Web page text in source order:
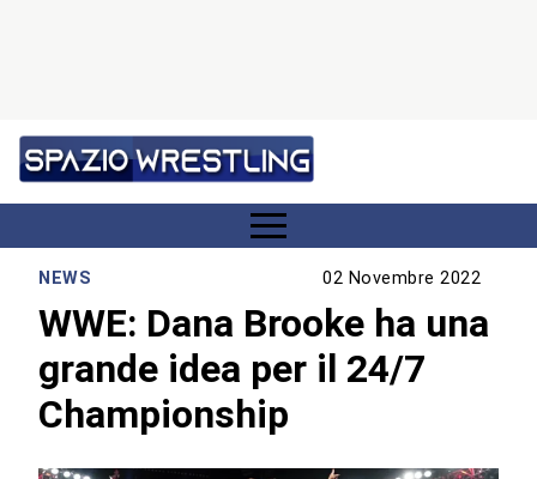
NEWS 02 Novembre 2022
WWE: Dana Brooke ha una
grande idea per il 24/7
Championship